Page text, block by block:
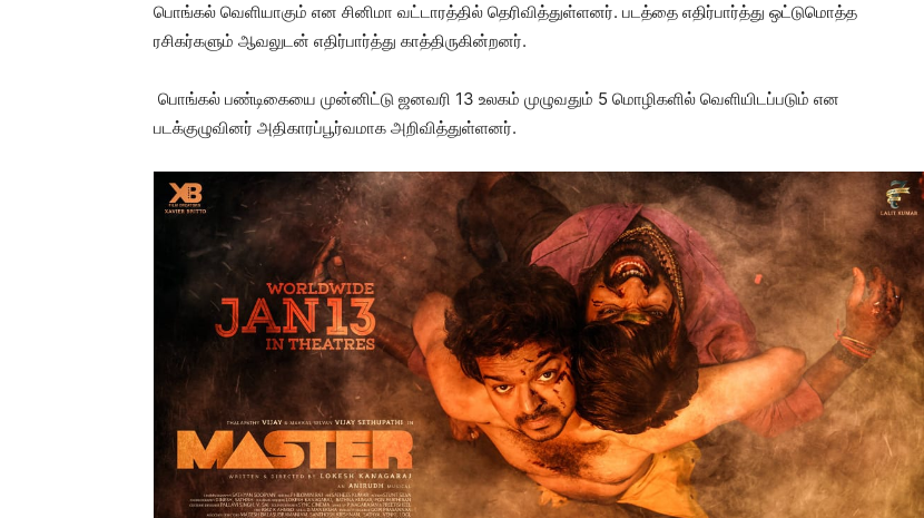
பொங்கல் வெளியாகும் என சினிமா வட்டாரத்தில் தெரிவித்துள்ளனர். படத்தை எதிர்பார்த்து ஒட்டுமொத்த
ரசிகர்களும் ஆவலுடன் எதிர்பார்த்து காத்திருகின்றனர்.
பொங்கல் பண்டிகையை முன்னிட்டு ஜனவரி 13 உலகம் முழுவதும் 5 மொழிகளில் வெளியிடப்படும் என
படக்குழுவினர் அதிகாரப்பூர்வமாக அறிவித்துள்ளனர்.